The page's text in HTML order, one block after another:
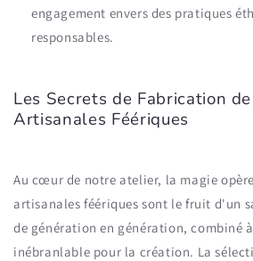
engagement envers des pratiques
responsables.
Les Secrets de Fabrication
Artisanales Féériques
Au cœur de notre atelier, la magie
artisanales féériques sont le fruit d'un
de génération en génération, combiné
inébranlable pour la création. La